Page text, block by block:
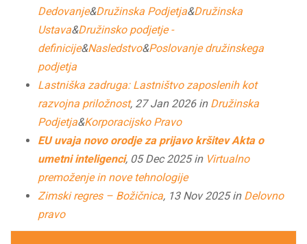
Dedovanje&Družinska Podjetja&Družinska
Ustava&Družinsko podjetje -
definicije&Nasledstvo&Poslovanje družinskega
podjetja
Lastniška zadruga: Lastništvo zaposlenih kot
razvojna priložnost, 27 Jan 2026 in Družinska
Podjetja&Korporacijsko Pravo
EU uvaja novo orodje za prijavo kršitev Akta o
umetni inteligenci, 05 Dec 2025 in Virtualno
premoženje in nove tehnologije
Zimski regres – Božičnica, 13 Nov 2025 in Delovno
pravo